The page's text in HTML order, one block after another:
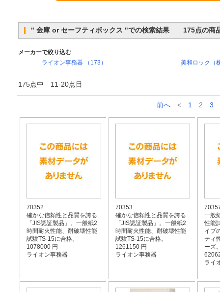
" 金庫 or セーフティボックス "での検索結果 175点の商
メーカーで絞り込む
ライオン事務器 （173）
美和ロック（
175点中 11-20点目
前へ < 1 2 3
70352
確かな信頼性と品質を誇る
「JIS認証製品」。一般紙2
時間耐火性能、耐破壊性能
試験TS-15に合格。
1078000 円
ライオン事務器
70353
確かな信頼性と品質を誇る
「JIS認証製品」。一般紙2
時間耐火性能、耐破壊性能
試験TS-15に合格。
1261150 円
ライオン事務器
一般
性能
イプ
ティ
ーズ
ライ